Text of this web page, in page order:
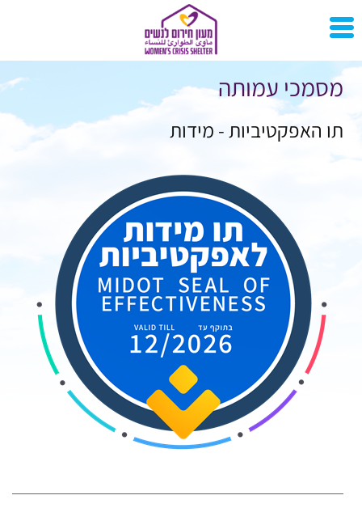
מסמכי עמותה
תו האפקטיביות - מידות